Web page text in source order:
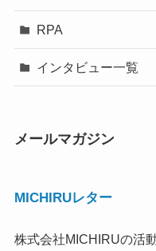
RPA
インタビュー一覧
メールマガジン
MICHIRUレター
株式会社MICHIRUの活